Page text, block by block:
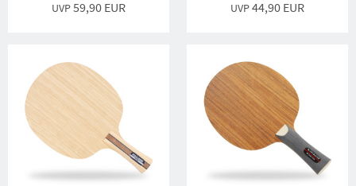
UVP59,90 EUR UVP44,90 EUR